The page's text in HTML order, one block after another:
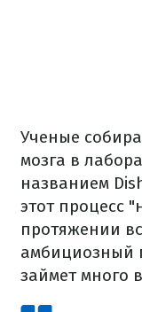
Ученые
мозга в
названием
этот процесс
протяжении
амбициозный
займет много